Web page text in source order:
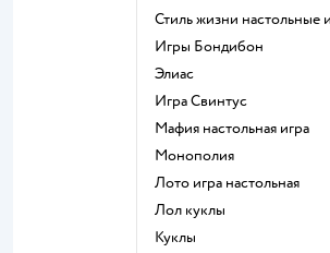
Стиль жизни настольные
Игры Бондибон
Элиас
Игра Свинтус
Мафия настольная игра
Монополия
Лото игра настольная
Лол куклы
Куклы